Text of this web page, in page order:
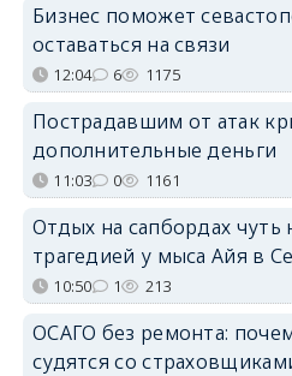
Бизнес поможет
оставаться на связи
12:04 6 1175
Пострадавшим от атак
дополнительные деньги
11:03 0 1161
Отдых на сапбордах чуть
трагедией у мыса Айя в
10:50 1 213
ОСАГО без ремонта:
судятся со